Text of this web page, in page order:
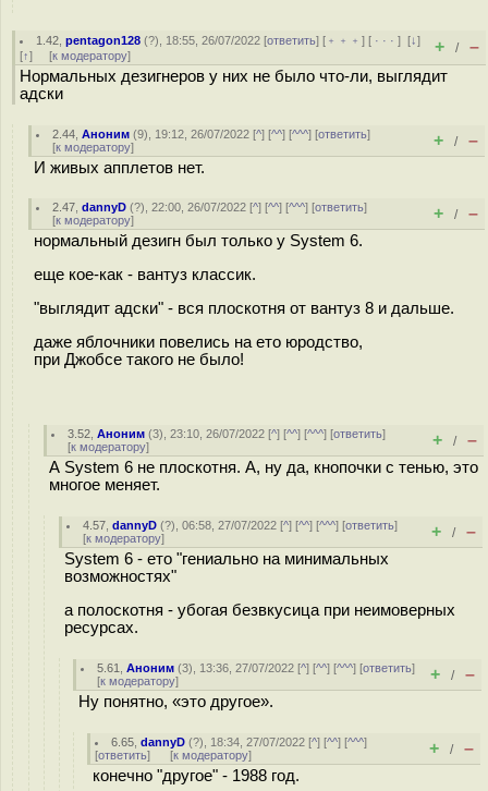
1.42 ,pentagon128 (?), 18:55, 26/07/2022 [ответить] [ ﹢﹢﹢] [ · · ·][↓]
[↑] [к модератору] + / –
Нормальных дезигнеров у них не было что-ли, выглядит
адски
2.44 ,Аноним (9), 19:12, 26/07/2022 [^] [^^] [^^^] [ответить]
[к модератору] + / –
И живых апплетов нет.
2.47 ,dannyD (?), 22:00, 26/07/2022 [^] [^^] [^^^] [ответить]
[к модератору] + / –
нормальный дезигн был только у System 6.
еще кое-как - вантуз классик.
"выглядит адски" - вся плоскотня от вантуз 8 и дальше.
даже яблочники повелись на ето юродство,
при Джобсе такого не было!
3.52 ,Аноним (3), 23:10, 26/07/2022 [^] [^^] [^^^] [ответить]
[к модератору] + / –
А System 6 не плоскотня. А, ну да, кнопочки с тенью, это
многое меняет.
4.57 ,dannyD (?), 06:58, 27/07/2022 [^] [^^] [^^^] [ответить]
[к модератору] + / –
System 6 - ето "гениально на минимальных
возможностях"
а полоскотня - убогая безвкусица при неимоверных
ресурсах.
5.61 ,Аноним (3), 13:36, 27/07/2022 [^] [^^] [^^^] [ответить]
[к модератору] + / –
Ну понятно, «это другое».
6.65 ,dannyD (?), 18:34, 27/07/2022 [^] [^^] [^^^]
[ответить] [к модератору] + / –
конечно "другое" - 1988 год.